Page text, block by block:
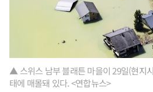
▲ 스위스 남부 블래튼 마을이 29일(현지
태에 매몰돼 있다. <연합뉴스>